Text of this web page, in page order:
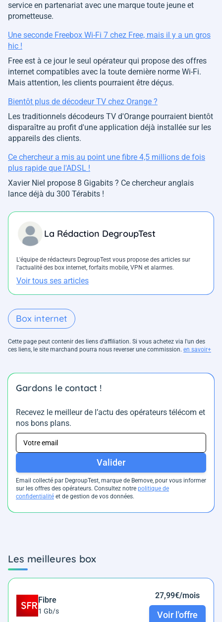
service en partenariat avec une marque toute jeune et
prometteuse.
Une seconde Freebox Wi-Fi 7 chez Free, mais il y a un gros
hic !
Free est à ce jour le seul opérateur qui propose des offres
internet compatibles avec la toute dernière norme Wi-Fi.
Mais attention, les clients pourraient être déçus.
Bientôt plus de décodeur TV chez Orange ?
Les traditionnels décodeurs TV d'Orange pourraient bientôt
disparaître au profit d'une application déjà installée sur les
appareils des clients.
Ce chercheur a mis au point une fibre 4,5 millions de fois
plus rapide que l'ADSL !
Xavier Niel propose 8 Gigabits ? Ce chercheur anglais
lance déjà du 300 Térabits !
La Rédaction DegroupTest
L'équipe de rédacteurs DegroupTest vous propose des articles sur
l'actualité des box internet, forfaits mobile, VPN et alarmes.
Voir tous ses articles
Box internet
Cette page peut contenir des liens d’affiliation. Si vous achetez via l'un des
ces liens, le site marchand pourra nous reverser une commission. en savoir+
Gardons le contact !
Recevez le meilleur de l’actu des opérateurs télécom et
nos bons plans.
Valider
Email collecté par DegroupTest, marque de Bemove, pour vous informer
sur les offres des opérateurs. Consultez notre politique de
confidentialité et de gestion de vos données.
Les meilleures box
Fibre
1 Gb/s
27,99€/mois
Voir l'offre